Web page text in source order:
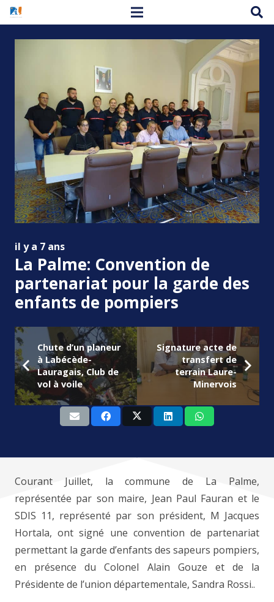
il y a 7 ans
La Palme: Convention de
partenariat pour la garde des
enfants de pompiers
Chute d’un planeur
à Labécède-
Lauragais, Club de
vol à voile
Signature acte de
transfert de
terrain Laure-
Minervois
Courant Juillet, la commune de La Palme,
représentée par son maire, Jean Paul Fauran et le
SDIS 11, représenté par son président, M Jacques
Hortala, ont signé une convention de partenariat
permettant la garde d’enfants des sapeurs pompiers,
en présence du Colonel Alain Gouze et de la
Présidente de l’union départementale, Sandra Rossi..